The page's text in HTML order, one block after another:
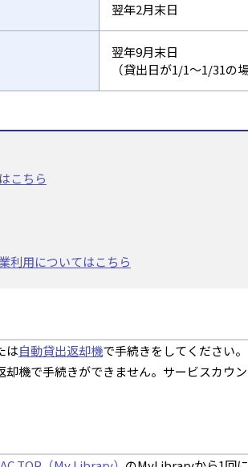
翌年2月末日
翌年9月末日
（貸出日が1/1～1/31の
こちら
利用についてはこちら
は自動貸出返却機で手続きをしてください。
機で手続きができません。サービスカウ